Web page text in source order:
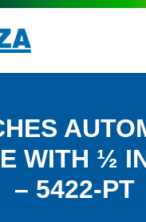
WITH ½
– 5422-PT